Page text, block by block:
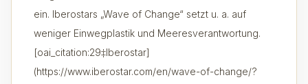
ein. Iberostars „Wave of Change“ setzt u. a. auf
weniger Einwegplastik und Meeresverantwortung.
[oai_citation:29‡Iberostar]
(https://www.iberostar.com/en/wave-of-change/?